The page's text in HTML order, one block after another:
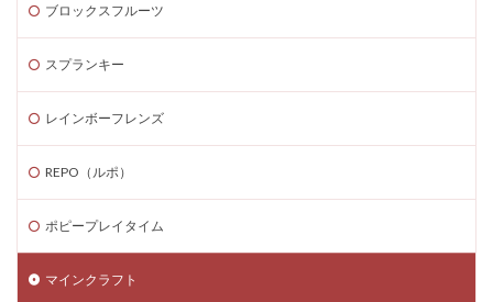
ブロックスフルーツ
スプランキー
レインボーフレンズ
REPO（ルポ）
ポピープレイタイム
マインクラフト